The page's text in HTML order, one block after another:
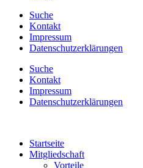
Suche
Kontakt
Impressum
Datenschutzerklärungen
Suche
Kontakt
Impressum
Datenschutzerklärungen
Startseite
Mitgliedschaft
Vorteile